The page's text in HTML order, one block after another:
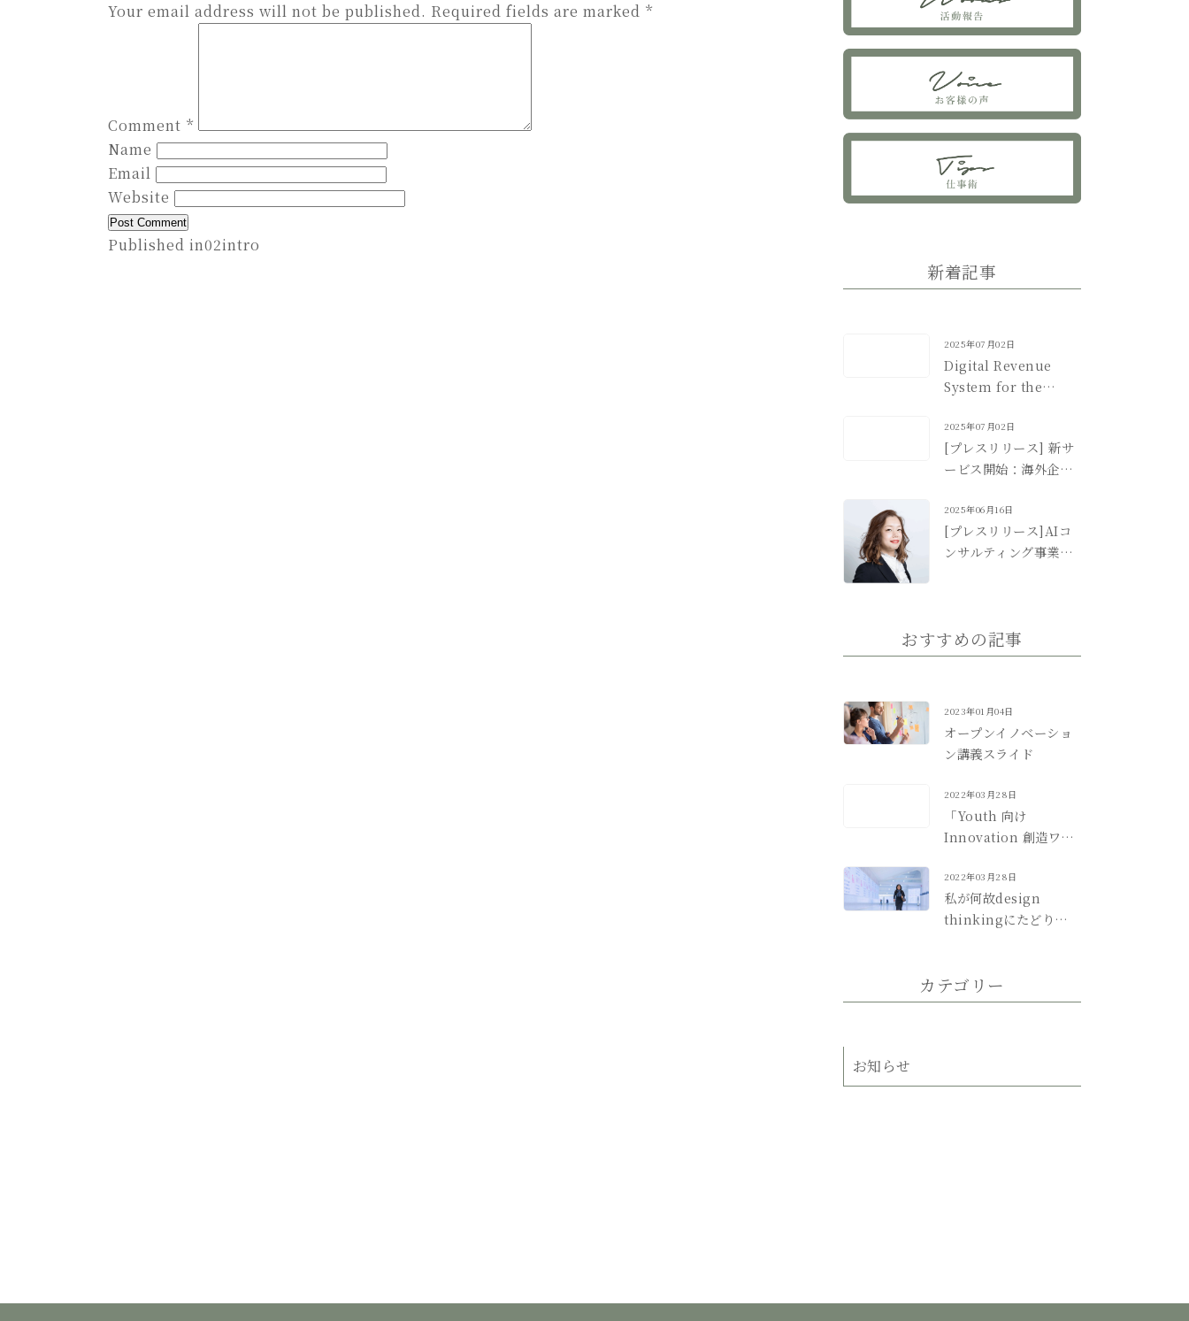
Your email address will not be published. Required fields are marked *
Comment *
Name
Email
Website
Post
Published in02intro
新着記事
2025年07月02日
Digital Revenue
System for the
2025年07月02日
[プレスリリース] 新サ
ービス開始：海外企業
タル収益化支援
2025年06月16日
[プレスリリース]AIコ
ンサルティング事業日
おすすめの記事
2023年01月04日
オープンイノベーショ
ン講義スライド
2022年03月28日
「Youth 向け
Innovation 創造ワー
会様）
2022年03月28日
私が何故design
thinkingにたどりつい
カテゴリー
お知らせ